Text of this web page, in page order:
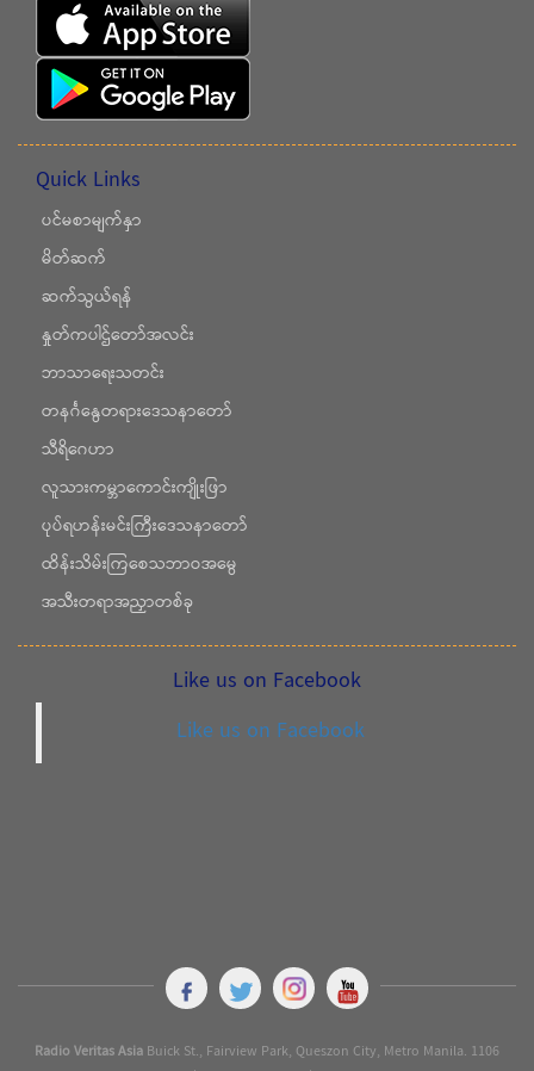
Quick Links
ပင်မစာမျက်နှာ
မိတ်ဆက်
ဆက်သွယ်ရန်
နှုတ်ကပါဌ်တော်အလင်း
ဘာသာရေးသတင်း
တနင်္ဂနွေတရားဒေသနာတော်
သီရိဂေဟာ
လူသားကမ္ဘာကောင်းကျိုးဖြာ
ပုပ်ရဟန်းမင်းကြီးဒေသနာတော်
ထိန်းသိမ်းကြစေသဘာဝအမွေ
အသီးတရာအညှာတစ်ခု
Like us on Facebook
Like us on Facebook
Radio Veritas AsiaBuick St., Fairview Park, Queszon City, Metro Manila. 1106